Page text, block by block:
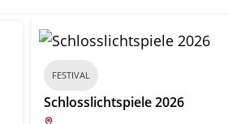
FESTIVAL
Schlosslichtspiele 2026